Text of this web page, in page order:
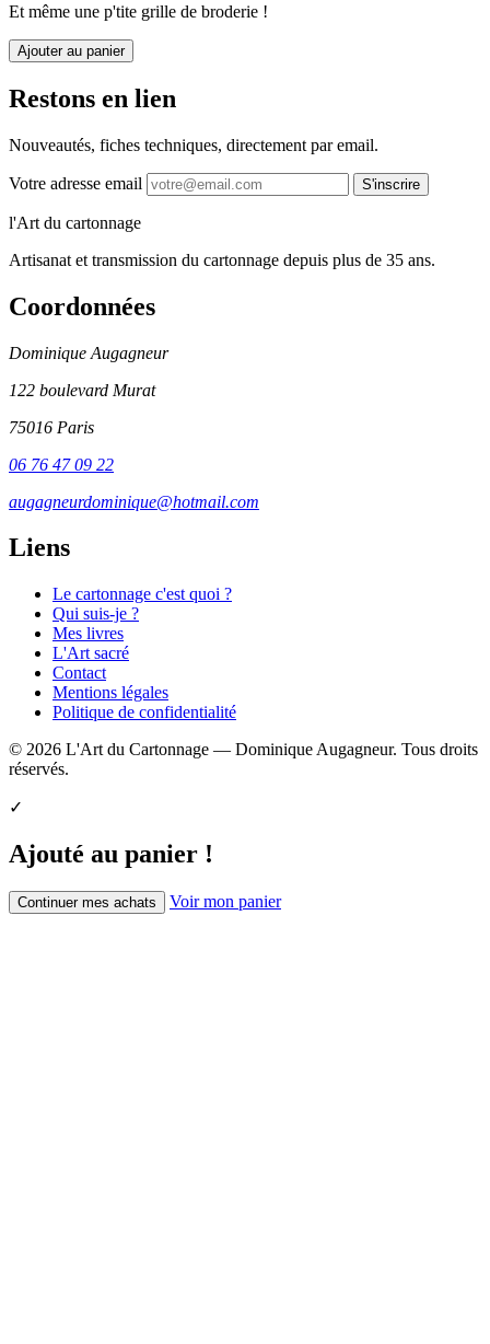
Et même une p'tite grille de broderie !
Ajouter au panier
Restons en lien
Nouveautés, fiches techniques, directement par email.
Votre adresse email S'inscrire
l'Art du cartonnage
Artisanat et transmission du cartonnage depuis plus de 35 ans.
Coordonnées
Dominique Augagneur
122 boulevard Murat
75016 Paris
06 76 47 09 22
augagneurdominique@hotmail.com
Liens
Le cartonnage c'est quoi ?
Qui suis-je ?
Mes livres
L'Art sacré
Contact
Mentions légales
Politique de confidentialité
© 2026 L'Art du Cartonnage — Dominique Augagneur. Tous droits
réservés.
✓
Ajouté au panier !
Continuer mes achats Voir mon panier